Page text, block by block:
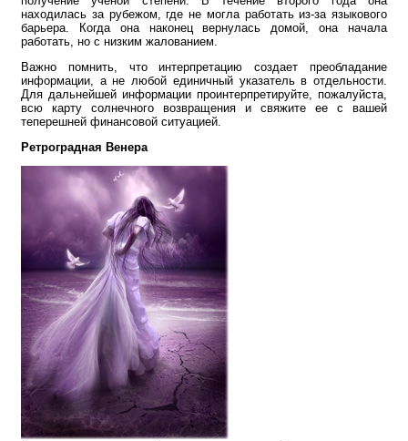
находилась за рубежом, где не могла работать из-за языкового
барьера. Когда она наконец вернулась домой, она начала
работать, но с низким жалованием.
Важно помнить, что интерпретацию создает преобладание
информации, а не любой единичный указатель в отдельности.
Для дальнейшей информации проинтерпретируйте, пожалуйста,
всю карту солнечного возвращения и свяжите ее с вашей
теперешней финансовой ситуацией.
Ретроградная Венера